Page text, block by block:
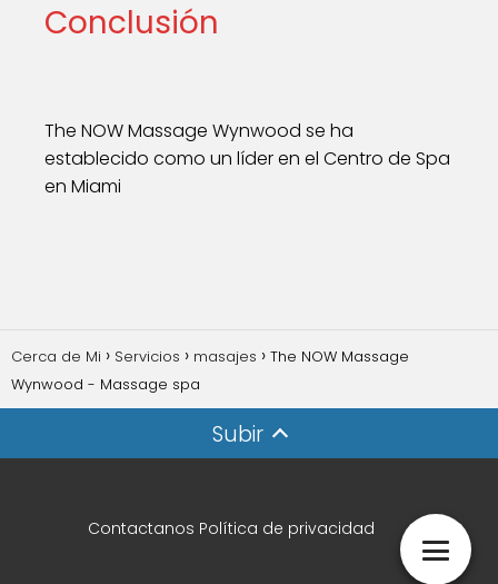
Conclusión
The NOW Massage Wynwood se ha
establecido como un líder en el Centro de Spa
en Miami
Cerca de Mi Servicios masajes
The NOW Massage
Wynwood - Massage spa
Subir
Contactanos Política de privacidad